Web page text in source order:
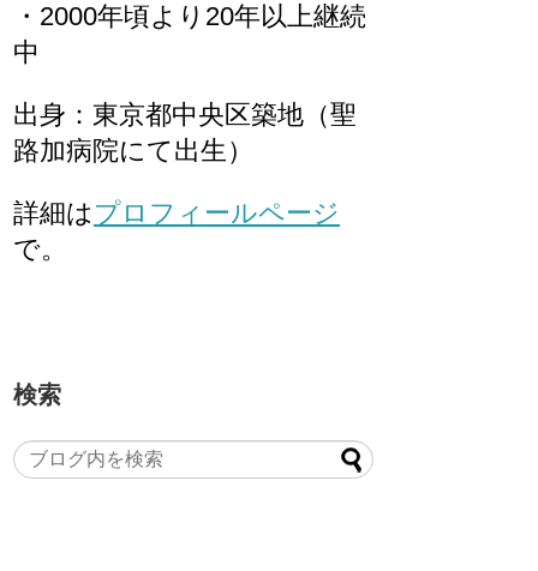
・2000年頃より20年以上継続
中
出身：東京都中央区築地（聖
路加病院にて出生）
詳細は プロフィールページ
で。
検索